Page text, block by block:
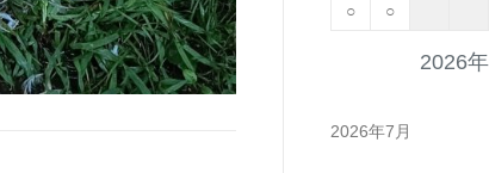
2026
○
○
2026年7月